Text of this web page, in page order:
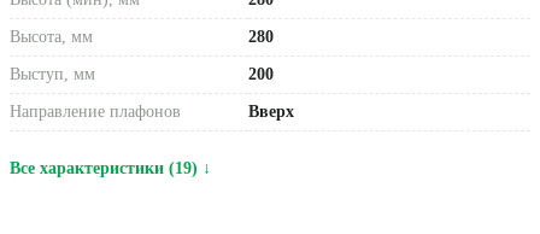
Высота, мм 280
Выступ, мм 200
Направление плафонов Вверх
Все характеристики (19) ↓